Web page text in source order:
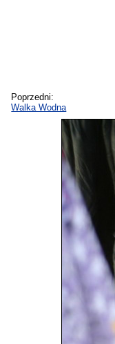
Poprzedni:
Walka Wodna